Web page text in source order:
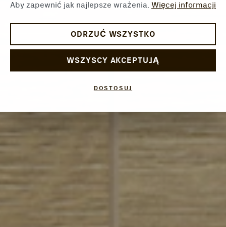
Aby zapewnić jak najlepsze wrażenia. Więcej informacji
ODRZUĆ WSZYSTKO
WSZYSCY AKCEPTUJĄ
DOSTOSUJ